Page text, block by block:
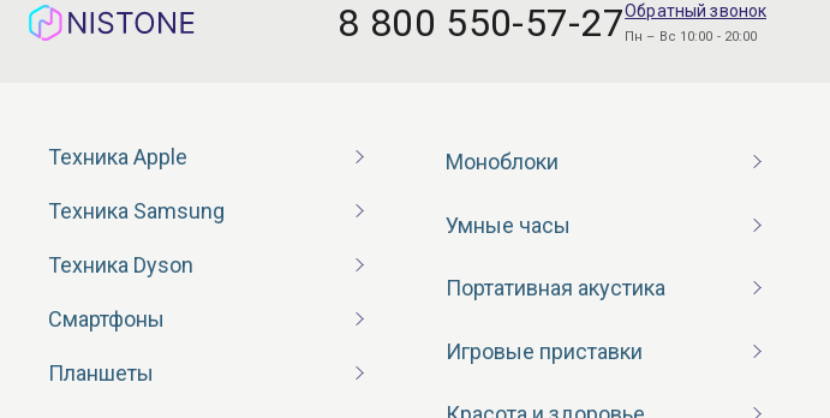
8 800 550-57-27Обратный звонок
Пн – Вс 10:00 - 20:00
Техника Apple
Техника Samsung
Техника Dyson
Смартфоны
Планшеты
Моноблоки
Умные часы
Портативная акустика
Игровые приставки